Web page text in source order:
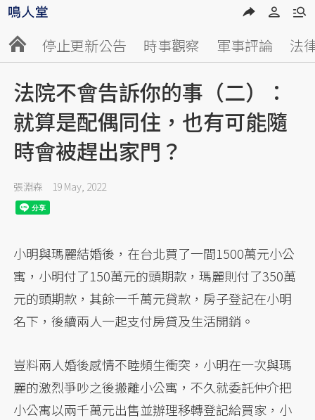
停止更新公告 時事觀察 軍事評論 法
法院不會告訴你的事（二）：
就算是配偶同住，也有可能隨
時會被趕出家門？
張淵森 19 May, 2022
小明與瑪麗結婚後，在台北買了一間1500萬元小公
寓，小明付了150萬元的頭期款，瑪麗則付了350萬
元的頭期款，其餘一千萬元貸款，房子登記在小明
名下，後續兩人一起支付房貸及生活開銷。
豈料兩人婚後感情不睦頻生衝突，小明在一次與瑪
麗的激烈爭吵之後搬離小公寓，不久就委託仲介把
小公寓以兩千萬元出售並辦理移轉登記給買家，小